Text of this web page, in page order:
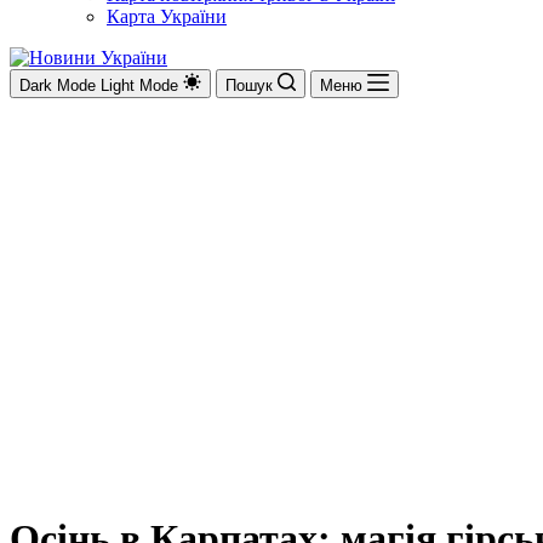
Карта України
Dark Mode Light Mode Пошук Меню